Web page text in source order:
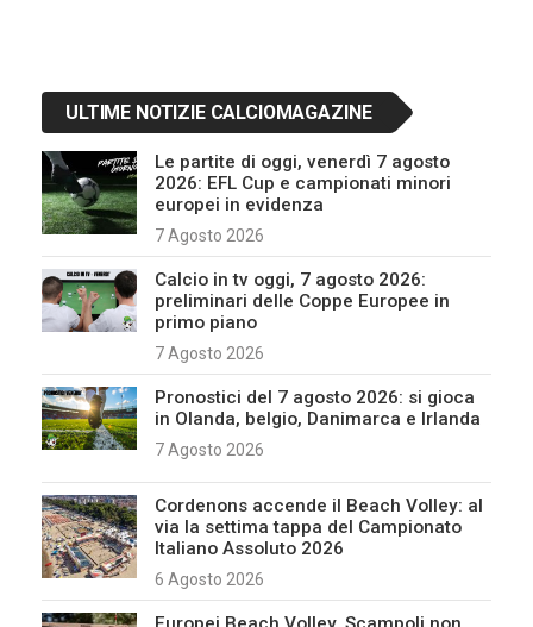
ULTIME NOTIZIE CALCIOMAGAZINE
Le partite di oggi, venerdì 7 agosto
2026: EFL Cup e campionati minori
europei in evidenza
7 Agosto 2026
Calcio in tv oggi, 7 agosto 2026:
preliminari delle Coppe Europee in
primo piano
7 Agosto 2026
Pronostici del 7 agosto 2026: si gioca
in Olanda, belgio, Danimarca e Irlanda
7 Agosto 2026
Cordenons accende il Beach Volley: al
via la settima tappa del Campionato
Italiano Assoluto 2026
6 Agosto 2026